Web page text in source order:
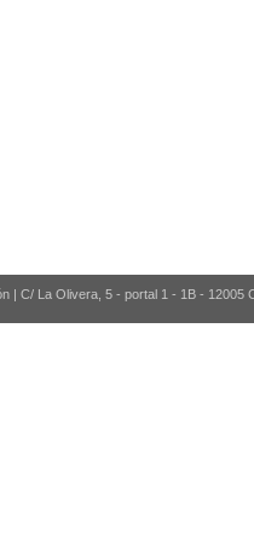
| C/ La Olivera, 5 - portal 1 - 1B - 12005